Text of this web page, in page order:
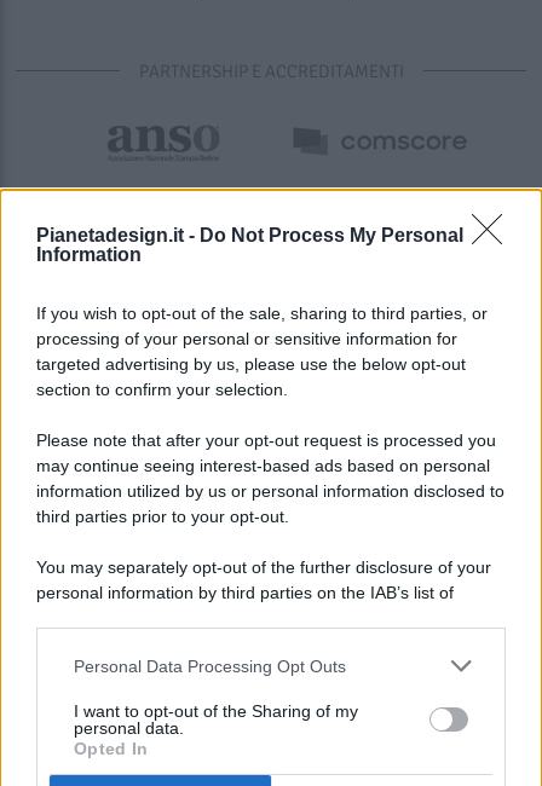
Pianetadesign.it - Do Not Process My Personal
Information
If you wish to opt-out of the sale, sharing to third parties, or
processing of your personal or sensitive information for
targeted advertising by us, please use the below opt-out
section to confirm your selection.
Please note that after your opt-out request is processed you
may continue seeing interest-based ads based on personal
information utilized by us or personal information disclosed to
third parties prior to your opt-out.
You may separately opt-out of the further disclosure of your
personal information by third parties on the IAB’s list of
This information may also be disclosed by us to third parties
disclose it to other third parties.
Personal Data Processing Opt Outs
I want to opt-out of the Sharing of my
personal data.
Opted In
PARTNERSHIP E ACCREDITAMENTI
© 2026 - Pianeta Design - P.IVA 04827280654 - Testata
Registrata Al Tribunale Di Nocera Inferiore N. 8/2020 - RG N.
ISCRIZIONE AL ROC N. 35792 – ISCRITTA ALL’ANSO
(ASSOCIAZIONE NAZIONALE STAMPA ONLINE)
PREFERENZE PRIVACY